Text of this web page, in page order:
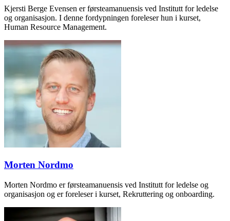
Kjersti Berge Evensen er førsteamanuensis ved Institutt for ledelse
og organisasjon. I denne fordypningen foreleser hun i kurset,
Human Resource Management.
Morten Nordmo
Morten Nordmo er førsteamanuensis ved Institutt for ledelse og
organisasjon og er foreleser i kurset, Rekruttering og onboarding.